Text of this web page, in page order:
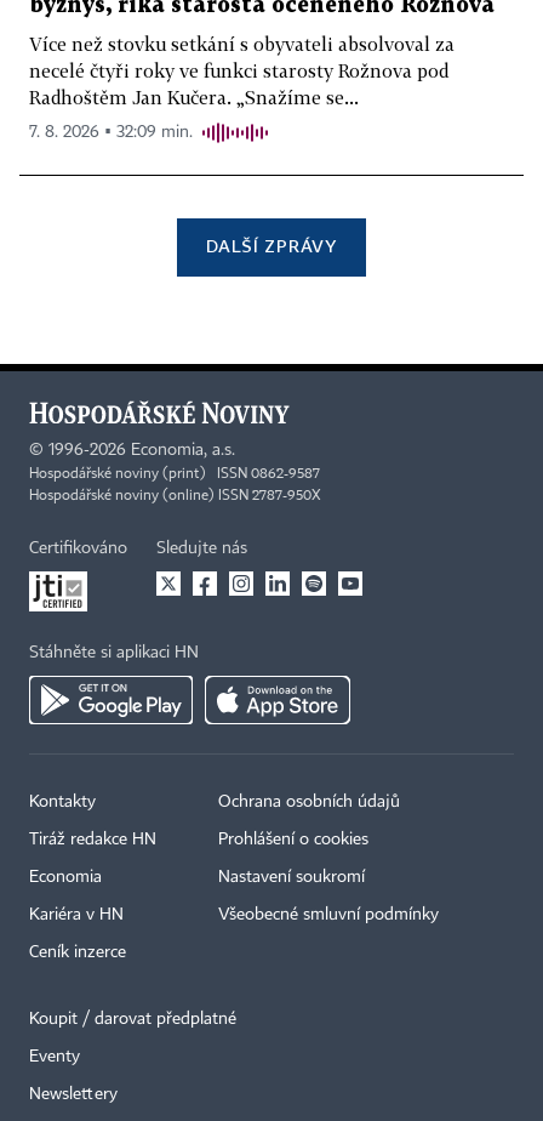
byznys, říká starosta oceněného Rožnova
Více než stovku setkání s obyvateli absolvoval za
necelé čtyři roky ve funkci starosty Rožnova pod
Radhoštěm Jan Kučera. „Snažíme se...
7. 8. 2026 ▪ 32:09 min.
DALŠÍ ZPRÁVY
© 1996-2026 Economia, a.s.
Hospodářské noviny (print) ISSN 0862-9587
Hospodářské noviny (online) ISSN 2787-950X
Certifikováno Sledujte nás
Stáhněte si aplikaci HN
Kontakty
Tiráž redakce HN
Economia
Kariéra v HN
Ceník inzerce
Ochrana osobních údajů
Prohlášení o cookies
Nastavení soukromí
Všeobecné smluvní podmínky
Koupit / darovat předplatné
Eventy
Newslettery